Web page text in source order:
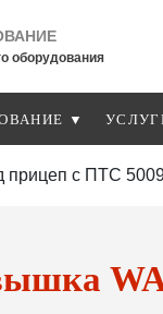
оборудования
▼
прицеп с ПТС